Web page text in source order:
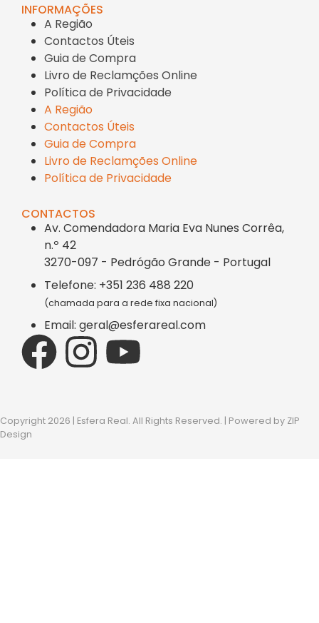
INFORMAÇÕES
A Região
Contactos Úteis
Guia de Compra
Livro de Reclamções Online
Política de Privacidade
A Região
Contactos Úteis
Guia de Compra
Livro de Reclamções Online
Política de Privacidade
CONTACTOS
Av. Comendadora Maria Eva Nunes Corrêa,
n.º 42
3270-097 - Pedrógão Grande - Portugal
Telefone: +351 236 488 220
(chamada para a rede fixa nacional)
Email: geral@esferareal.com
Copyright 2026 | Esfera Real. All Rights Reserved. | Powered by ZIP
Design